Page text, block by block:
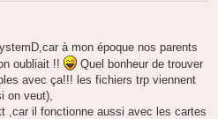
à mon époque nos parents
oubliait !!
Quel bonheur de trouver
avec ça!!! les fichiers trp viennent
on veut),
,car il fonctionne aussi avec les cartes